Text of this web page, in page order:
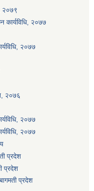
२०७९
कार्यविधि, २०७७
२०७७
२०७६
२०७७
२०७७
प्रदेश
प्रदेश
प्रदेश